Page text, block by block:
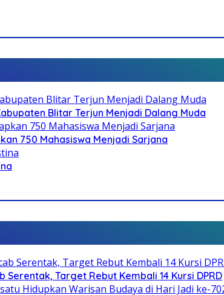
Blitar Terjun Menjadi Dalang Muda
750 Mahasiswa Menjadi Sarjana
Target Rebut Kembali 14 Kursi DPRD